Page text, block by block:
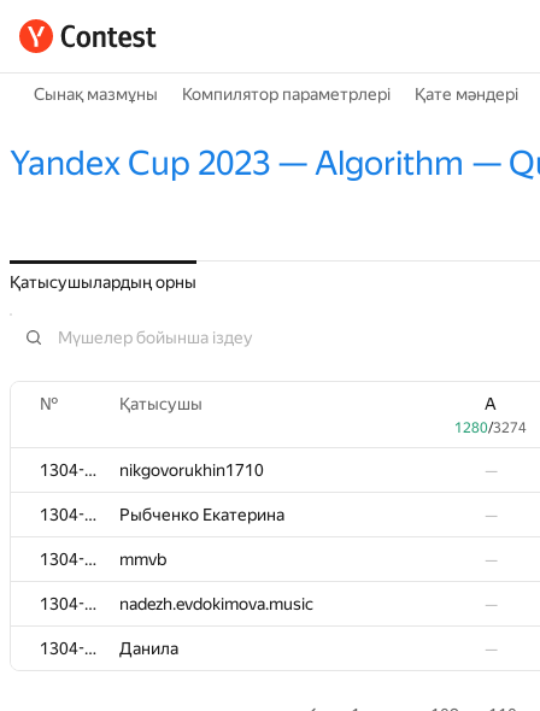
Сынақ мазмұны Компилятор параметрлері Қате мәндері
Yandex Cup 2023 — Algorithm —
Қатысушылардың орны
№ Қатысушы A
1280/3274
1304-5705 nikgovorukhin1710 —
1304-5705 Рыбченко Екатерина —
1304-5705 mmvb —
1304-5705 nadezh.evdokimova.music —
1304-5705 Данила —
№ Қатысушы A
1280/3274
1304-5705 nikgovorukhin1710 —
1304-5705 Рыбченко Екатерина —
1304-5705 mmvb —
1304-5705 nadezh.evdokimova.music —
1304-5705 Данила —